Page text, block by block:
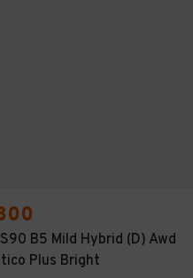
B5 Mild Hybrid (D) Awd
Plus Bright